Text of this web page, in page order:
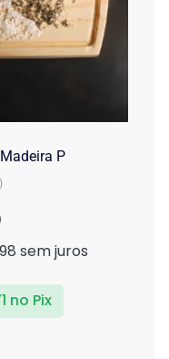
P
sem juros
no Pix